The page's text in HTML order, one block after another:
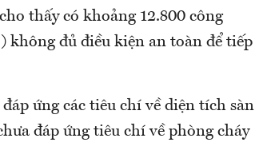
thấy có khoảng 12.800 công
đủ điều kiện an toàn để tiếp
ứng các tiêu chí về diện tích sàn
đáp ứng tiêu chí về phòng cháy